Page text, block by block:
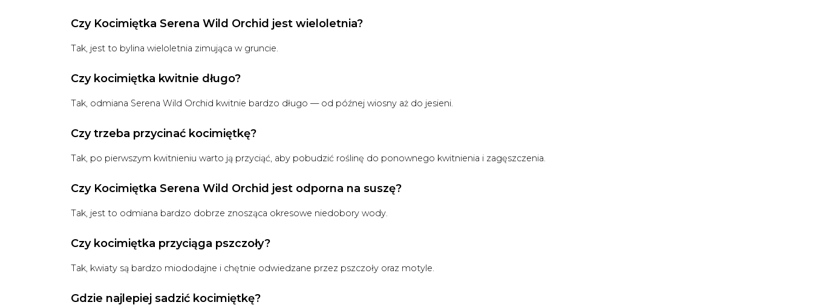
Czy Kocimiętka Serena Wild Orchid jest wieloletnia?
Tak, jest to bylina wieloletnia zimująca w gruncie.
Czy kocimiętka kwitnie długo?
Tak, odmiana Serena Wild Orchid kwitnie bardzo długo — od późnej wiosny aż do jesieni.
Czy trzeba przycinać kocimiętkę?
Tak, po pierwszym kwitnieniu warto ją przyciąć, aby pobudzić roślinę do ponownego kwitnienia i zagęszczenia.
Czy Kocimiętka Serena Wild Orchid jest odporna na suszę?
Tak, jest to odmiana bardzo dobrze znosząca okresowe niedobory wody.
Czy kocimiętka przyciąga pszczoły?
Tak, kwiaty są bardzo miododajne i chętnie odwiedzane przez pszczoły oraz motyle.
Gdzie najlepiej sadzić kocimiętkę?